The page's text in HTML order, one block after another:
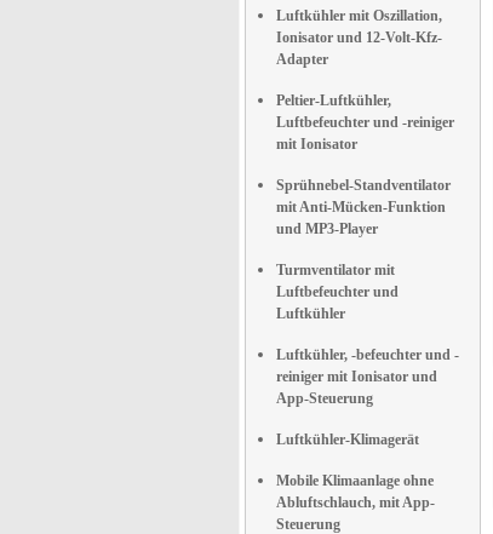
Luftkühler mit Oszillation,
Ionisator und 12-Volt-Kfz-
Adapter
Peltier-Luftkühler,
Luftbefeuchter und -reiniger
mit Ionisator
Sprühnebel-Standventilator
mit Anti-Mücken-Funktion
und MP3-Player
Turmventilator mit
Luftbefeuchter und
Luftkühler
Luftkühler, -befeuchter und -
reiniger mit Ionisator und
App-Steuerung
Luftkühler-Klimagerät
Mobile Klimaanlage ohne
Abluftschlauch, mit App-
Steuerung